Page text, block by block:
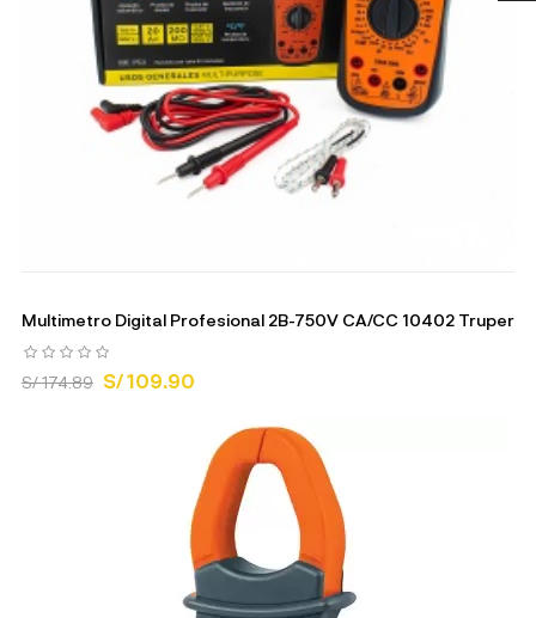
Multimetro Digital Profesional 2B-750V CA/CC 10402 Truper
S/ 174.89 S/ 109.90